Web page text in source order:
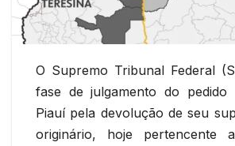
O Supremo Tribunal Federal
fase de julgamento do pedido
Piauí pela devolução de seu
originário, hoje pertencente